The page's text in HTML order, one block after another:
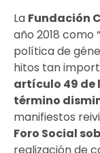
La Fundación
año 2018 como
política de
hitos tan
artículo 49 de
término
manifiestos
Foro Social